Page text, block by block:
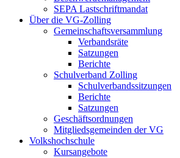
SEPA Lastschriftmandat
Über die VG-Zolling
Gemeinschaftsversammlung
Verbandsräte
Satzungen
Berichte
Schulverband Zolling
Schulverbandssitzungen
Berichte
Satzungen
Geschäftsordnungen
Mitgliedsgemeinden der VG
Volkshochschule
Kursangebote